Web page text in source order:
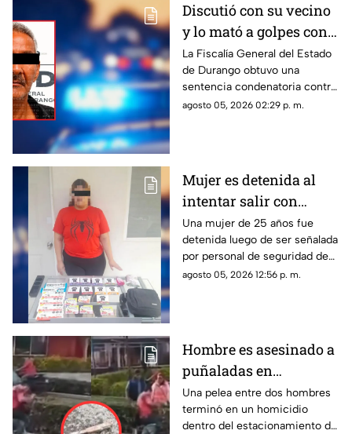
Discutió con su vecino
y lo mató a golpes con
una muleta; pasará casi
18 años en prisión
La Fiscalía General del Estado
de Durango obtuvo una
sentencia condenatoria contra
un hombre que asesinó a
agosto 05, 2026 02:29 p. m.
Mujer es detenida al
intentar salir con
mercancía sin pagar en
Torreón; llevaba
chocolates, té y pollo
Una mujer de 25 años fue
detenida luego de ser señalada
por personal de seguridad de
una tienda de autoservicio en
agosto 05, 2026 12:56 p. m.
Hombre es asesinado a
puñaladas en
estacionamiento de
centro comercial
Una pelea entre dos hombres
terminó en un homicidio
dentro del estacionamiento de